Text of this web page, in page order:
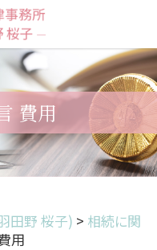
費用
田野 桜子) > 相続に関
用